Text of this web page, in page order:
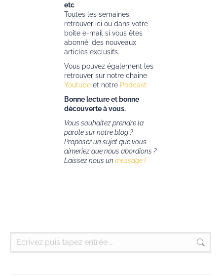
etc
Toutes les semaines,
retrouver ici ou dans votre
boîte e-mail si vous êtes
abonné, des nouveaux
articles exclusifs.
Vous pouvez également les
retrouver sur notre chaine
Youtube et notre Podcast
Bonne lecture et bonne
découverte à vous.
Vous souhaitez prendre la
parole sur notre blog ?
Proposer un sujet que vous
aimeriez que nous abordions ?
Laissez nous un message !